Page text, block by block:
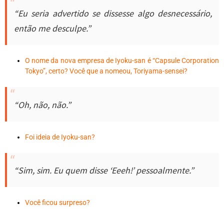
“Eu seria advertido se dissesse algo desnecessário,
então me desculpe.”
O nome da nova empresa de Iyoku-san é “Capsule Corporation
Tokyo”, certo? Você que a nomeou, Toriyama-sensei?
“Oh, não, não.”
Foi ideia de Iyoku-san?
“Sim, sim. Eu quem disse ‘Eeeh!’ pessoalmente.”
Você ficou surpreso?